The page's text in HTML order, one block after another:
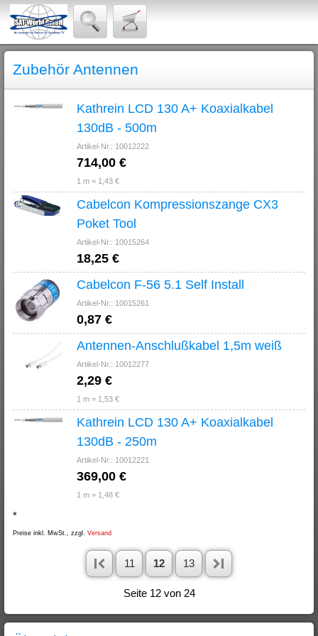
Zubehör Antennen
Kathrein LCD 130 A+ Koaxialkabel
130dB - 500m
Artikel-Nr.: 10012222
714,00 €
1 m = 1,43 €
Cabelcon Kompressionszange CX3
Poket Tool
Artikel-Nr.: 10015264
18,25 €
Cabelcon F-56 5.1 Self Install
Artikel-Nr.: 10015261
0,87 €
Antennen-Anschlußkabel 1,5m weiß
Artikel-Nr.: 10012277
2,29 €
1 m = 1,53 €
Kathrein LCD 130 A+ Koaxialkabel
130dB - 250m
Artikel-Nr.: 10012221
369,00 €
1 m = 1,48 €
*
Preise inkl. MwSt., zzgl. Versand
11 12 13
Seite 12 von 24